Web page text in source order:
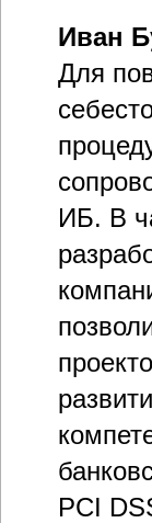
Иван
Для
ИБ. В
PCI